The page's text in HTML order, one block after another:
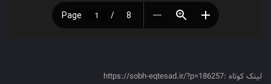
لینک کوتاه :https://sobh-eqtesad.ir/?p=186257